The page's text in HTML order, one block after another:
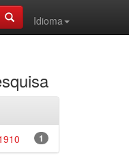
Idioma
1